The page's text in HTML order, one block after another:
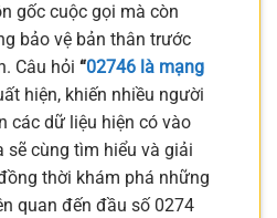
gốc cuộc gọi mà còn
bảo vệ bản thân trước
Câu hỏi “02746 là mạng
hiện, khiến nhiều người
các dữ liệu hiện có vào
sẽ cùng tìm hiểu và giải
thời khám phá những
quan đến đầu số 0274